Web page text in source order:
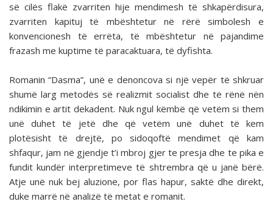
së cilës flakë zvarriten hije mendimesh të shkapërdisura,
zvarriten kapituj të mbështetur në rërë simbolesh e
konvencionesh të errëta, të mbështetur në pajandime
frazash me kuptime të paracaktuara, të dyfishta.
Romanin “Dasma”, unë e denoncova si një vepër të shkruar
shumë larg metodës së realizmit socialist dhe të rënë nën
ndikimin e artit dekadent. Nuk ngul këmbë që vetëm si them
unë duhet të jetë dhe që vetëm unë duhet të kem
plotësisht të drejtë, po sidoqoftë mendimet që kam
shfaqur, jam në gjendje t’i mbroj gjer te presja dhe te pika e
fundit kundër interpretimeve të shtrembra që u janë bërë.
Atje unë nuk bej aluzione, por flas hapur, saktë dhe direkt,
duke marrë në analizë të metat e romanit.